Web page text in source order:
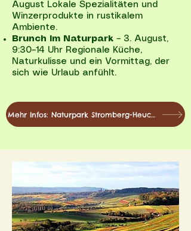
August Lokale Spezialitäten und
Winzerprodukte in rustikalem
Ambiente.
Brunch im Naturpark – 3. August,
9:30–14 Uhr Regionale Küche,
Naturkulisse und ein Vormittag, der
sich wie Urlaub anfühlt.
Mehr Infos: Naturpark Stromberg-Heuchelberg